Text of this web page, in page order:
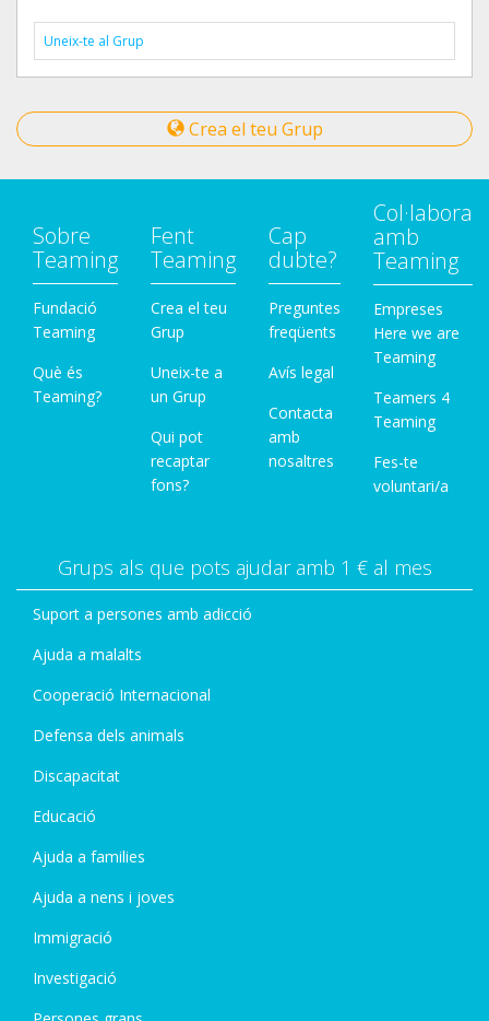
Uneix-te al Grup
Crea el teu Grup
Sobre
Teaming
Fundació
Teaming
Què és
Teaming?
Fent
Teaming
Crea el teu
Grup
Uneix-te a
un Grup
Qui pot
recaptar
fons?
Cap
dubte?
Preguntes
freqüents
Avís legal
Contacta
amb
nosaltres
Col·labora
amb
Teaming
Empreses
Here we are
Teaming
Teamers 4
Teaming
Fes-te
voluntari/a
Grups als que pots ajudar amb 1 € al mes
Suport a persones amb adicció
Ajuda a malalts
Cooperació Internacional
Defensa dels animals
Discapacitat
Educació
Ajuda a families
Ajuda a nens i joves
Immigració
Investigació